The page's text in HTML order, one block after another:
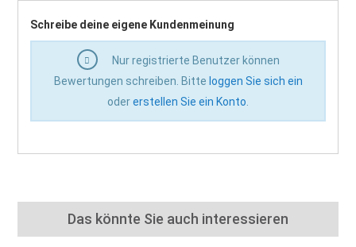
Schreibe deine eigene Kundenmeinung
Nur registrierte Benutzer können
Bewertungen schreiben. Bitte loggen Sie sich ein
odererstellen Sie ein Konto
Das könnte Sie auch interessieren